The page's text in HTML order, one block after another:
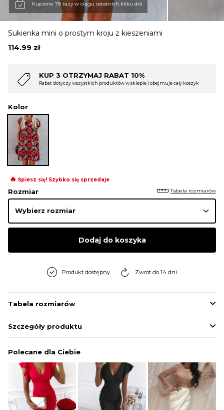
SWETRY
OKRYCIA WIERZCHNIE
Kupione 78 razy w ciągu ostatnich kilku dni
Sukienka mini o prostym kroju z kieszeniami
114.99 zł
10%
w sklepie i obejmuje cały koszyk
KUP 4 OTRZYMAJ RABAT
Rabat dotyczy wszystkich produktów w
Kolor
🔥 Śpiesz się! Szybko się sprzedaje
Rozmiar Tabela rozmiarów
Dodaj do koszyka
Produkt dostępny Zwrot do 14 dni
Tabela rozmiarów
Szczegóły produktu
Polecane dla Ciebie